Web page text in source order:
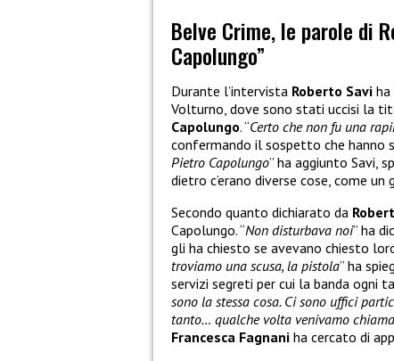
Belve Crime, le parole di
Capolungo”
Durante l’intervista Roberto Savi
Volturno, dove sono stati uccisi la
Capolungo. “Certo che non fu una
confermando il sospetto che hanno
Pietro Capolungo” ha aggiunto Savi,
dietro c’erano diverse cose, come un
Secondo quanto dichiarato da
Capolungo. “Non disturbava noi” ha
gli ha chiesto se avevano chiesto
troviamo una scusa, la pistola” ha
servizi segreti per cui la banda ogni
sono la stessa cosa. Ci sono uffici
tanto… qualche volta venivamo
Francesca Fagnani ha cercato di